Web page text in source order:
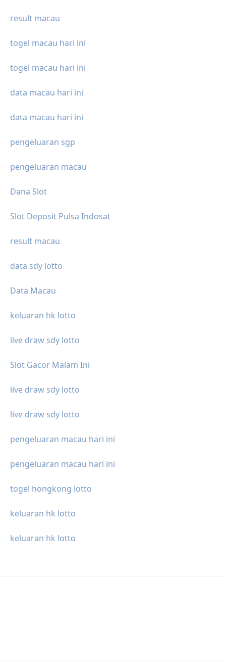
result macau
togel macau hari ini
togel macau hari ini
data macau hari ini
data macau hari ini
pengeluaran sgp
pengeluaran macau
Dana Slot
Slot Deposit Pulsa Indosat
result macau
data sdy lotto
Data Macau
keluaran hk lotto
live draw sdy lotto
Slot Gacor Malam Ini
live draw sdy lotto
live draw sdy lotto
pengeluaran macau hari ini
pengeluaran macau hari ini
togel hongkong lotto
keluaran hk lotto
keluaran hk lotto